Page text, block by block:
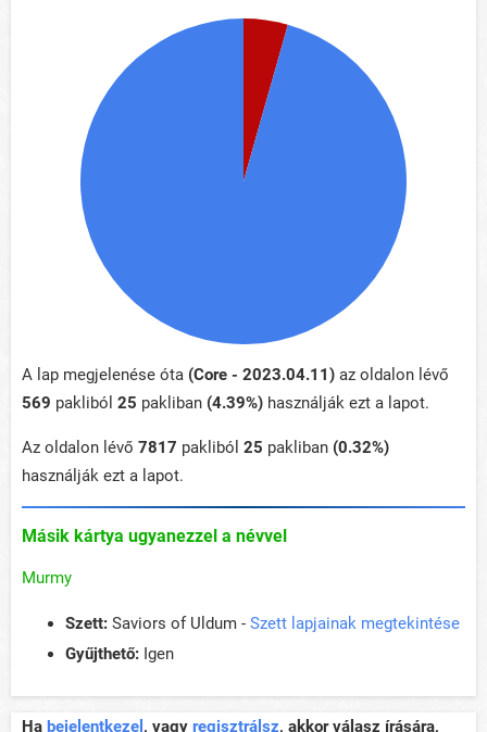
A lap megjelenése óta (Core - 2023.04.11) az oldalon lévő
569 pakliból 25 pakliban (4.39%) használják ezt a lapot.
Az oldalon lévő 7817 pakliból 25 pakliban (0.32%)
használják ezt a lapot.
Másik kártya ugyanezzel a névvel
Murmy
Szett: Saviors of Uldum - Szett lapjainak megtekintése
Gyűjthető: Igen
Ha bejelentkezel , vagy regisztrálsz, akkor válasz írására,